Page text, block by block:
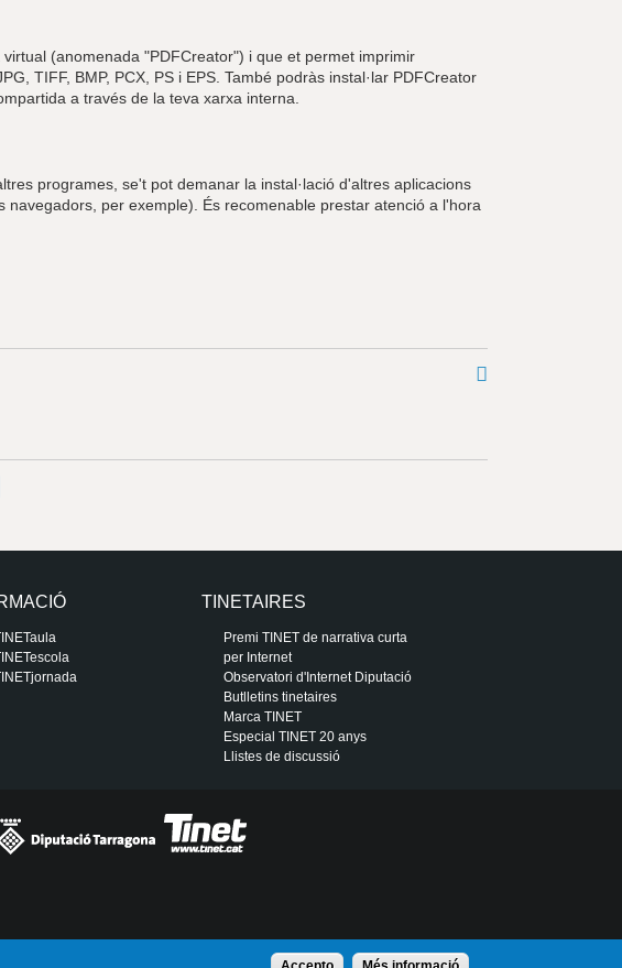
(anomenada "PDFCreator") i que et permet imprimir
TIFF, BMP, PCX, PS i EPS. També podràs instal·lar PDFCreator
a través de la teva xarxa interna.
programes, se't pot demanar la instal·lació d'altres aplicacions
per exemple). És recomenable prestar atenció a l'hora
TINETAIRES
Premi TINET de narrativa curta
per Internet
Observatori d'Internet Diputació
Butlletins tinetaires
Marca TINET
Especial TINET 20 anys
Llistes de discussió